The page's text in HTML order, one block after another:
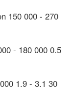
150 000 - 270
- 180 000 0.5
1.9 - 3.1 30